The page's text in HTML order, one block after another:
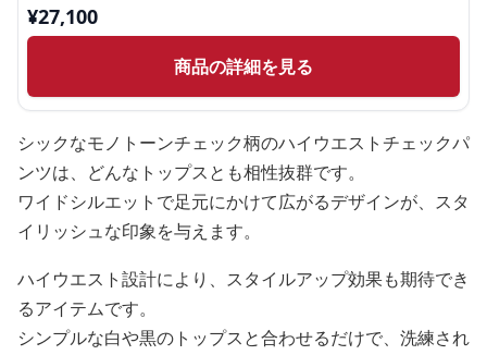
¥27,100
商品の詳細を見る
シックなモノトーンチェック柄のハイウエストチェックパ
ンツは、どんなトップスとも相性抜群です。
ワイドシルエットで足元にかけて広がるデザインが、スタ
イリッシュな印象を与えます。
ハイウエスト設計により、スタイルアップ効果も期待でき
るアイテムです。
シンプルな白や黒のトップスと合わせるだけで、洗練され